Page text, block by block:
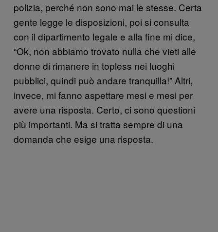
polizia, perché non sono mai le stesse. Certa
gente legge le disposizioni, poi si consulta
con il dipartimento legale e alla fine mi dice,
“Ok, non abbiamo trovato nulla che vieti alle
donne di rimanere in topless nei luoghi
pubblici, quindi può andare tranquilla!” Altri,
invece, mi fanno aspettare mesi e mesi per
avere una risposta. Certo, ci sono questioni
più importanti. Ma si tratta sempre di una
domanda che esige una risposta.